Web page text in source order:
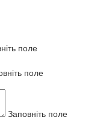
поле
поле
Заповніть поле